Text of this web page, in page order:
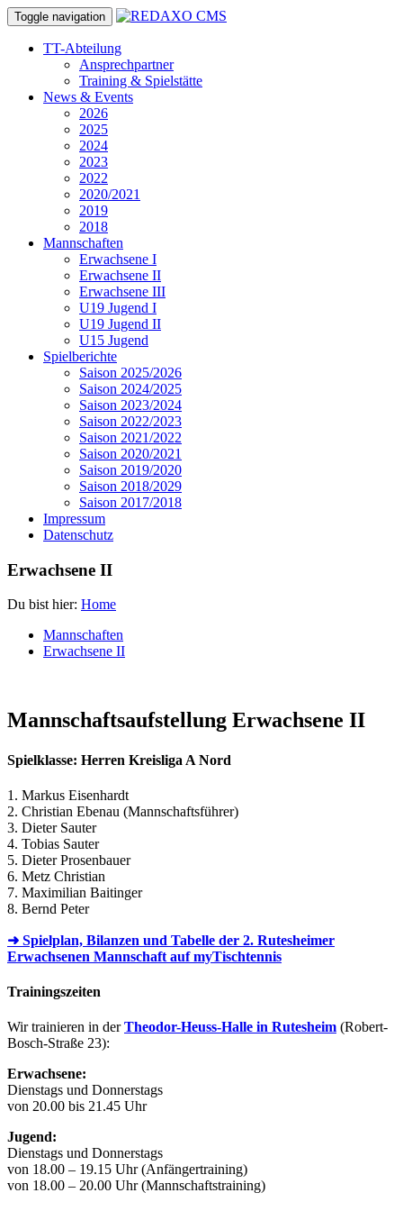
Toggle navigation
TT-Abteilung
Ansprechpartner
Training & Spielstätte
News & Events
2026
2025
2024
2023
2022
2020/2021
2019
2018
Mannschaften
Erwachsene I
Erwachsene II
Erwachsene III
U19 Jugend I
U19 Jugend II
U15 Jugend
Spielberichte
Saison 2025/2026
Saison 2024/2025
Saison 2023/2024
Saison 2022/2023
Saison 2021/2022
Saison 2020/2021
Saison 2019/2020
Saison 2018/2029
Saison 2017/2018
Impressum
Datenschutz
Erwachsene II
Du bist hier: Home
Mannschaften
Erwachsene II
Mannschaftsaufstellung Erwachsene II
Spielklasse: Herren Kreisliga A Nord
1. Markus Eisenhardt
2. Christian Ebenau (Mannschaftsführer)
3. Dieter Sauter
4. Tobias Sauter
5. Dieter Prosenbauer
6. Metz Christian
7. Maximilian Baitinger
8. Bernd Peter
➜ Spielplan, Bilanzen und Tabelle der 2. Rutesheimer
Erwachsenen Mannschaft auf myTischtennis
Trainingszeiten
Wir trainieren in derTheodor-Heuss-Halle in Rutesheim (Robert-
Bosch-Straße 23):
Erwachsene:
Dienstags und Donnerstags
von 20.00 bis 21.45 Uhr
Jugend:
Dienstags und Donnerstags
von 18.00 – 19.15 Uhr (Anfängertraining)
von 18.00 – 20.00 Uhr (Mannschaftstraining)